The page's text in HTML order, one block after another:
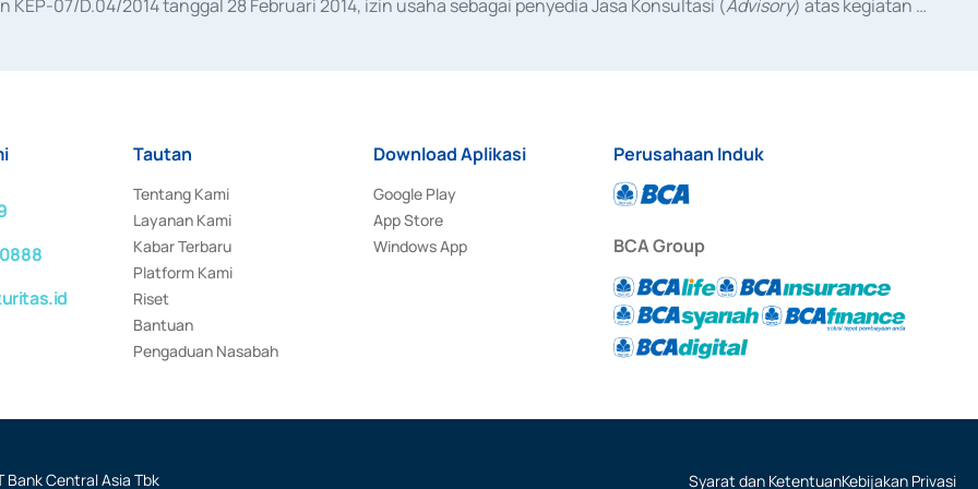
KEP-07/D.04/2014 tanggal 28 Februari 2014, izin usaha sebagai penyedia Jasa Konsultasi (Advisory) atas kegiatan
Tautan
Tentang Kami
Layanan Kami
Kabar Terbaru
Platform Kami
Riset
Bantuan
Pengaduan Nasabah
Download Aplikasi
Google Play
App Store
Windows App
Perusahaan Induk
BCA Group
Bank Central Asia Tbk
Syarat dan KetentuanKebijakan Privasi